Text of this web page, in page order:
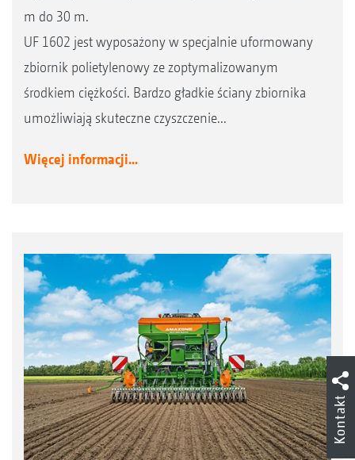
m do 30 m.
UF 1602 jest wyposażony w specjalnie uformowany
zbiornik polietylenowy ze zoptymalizowanym
środkiem ciężkości. Bardzo gładkie ściany zbiornika
umożliwiają skuteczne czyszczenie...
Więcej informacji...
Kontakt